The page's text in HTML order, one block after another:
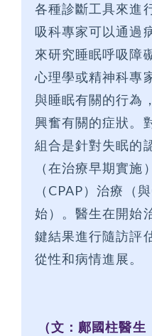
各種診斷工具來進
吸科專家可以通過
來研究睡眠呼吸障
心理學或精神科專
與睡眠有關的行為
興奮有關的症狀。
組合是針對失眠的
（在治療早期實
（CPAP）治療（
始）。醫生在開始
鍵結果進行隨訪評
從性和病情進展。
（文：鄺國柱醫